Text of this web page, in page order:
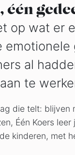
op wat er
al
te
die telt:
Één Koers
kinderen, met